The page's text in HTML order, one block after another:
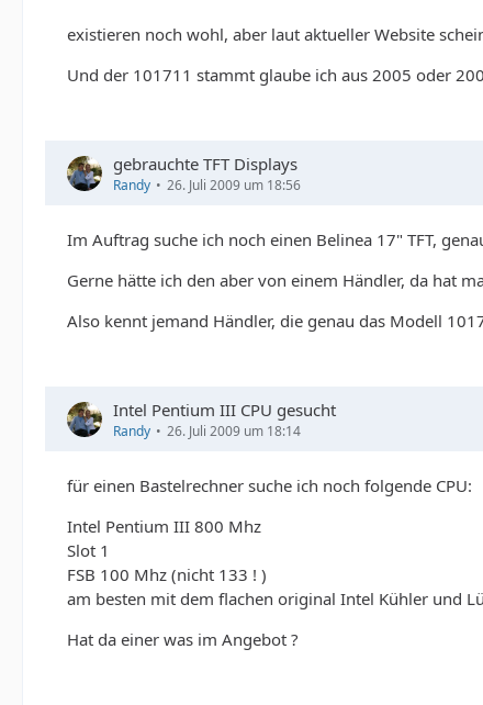
existieren noch wohl, aber laut aktueller Website
Und der 101711 stammt glaube ich aus 2005 oder
gebrauchte TFT Displays
Randy 26. Juli 2009 um 18:56
Im Auftrag suche ich noch einen Belinea 17" TFT,
Gerne hätte ich den aber von einem Händler, da hat
Also kennt jemand Händler, die genau das Modell
Intel Pentium III CPU gesucht
Randy 26. Juli 2009 um 18:14
für einen Bastelrechner suche ich noch folgende CPU:
Intel Pentium III 800 Mhz
Slot 1
FSB 100 Mhz (nicht 133 ! )
am besten mit dem flachen original Intel Kühler und
Hat da einer was im Angebot ?